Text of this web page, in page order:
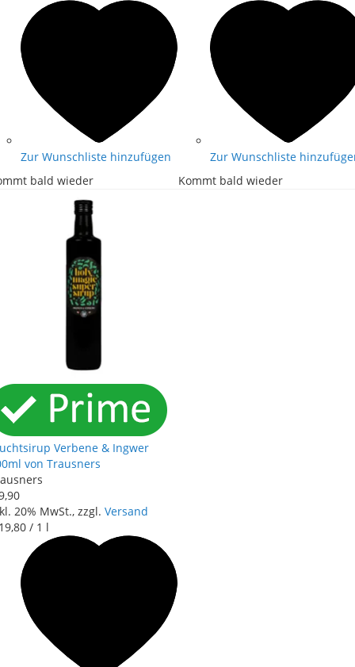
Zur Wunschliste hinzufügen
bald wieder
Zur Wunschliste
Kommt bald wieder
Verbene & Ingwer
von Trausners
,90
20% MwSt., zzgl. Versand
,80 / 1 l